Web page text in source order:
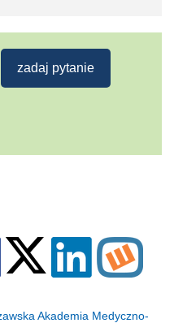
zadaj pytanie
Akademia Medyczno-